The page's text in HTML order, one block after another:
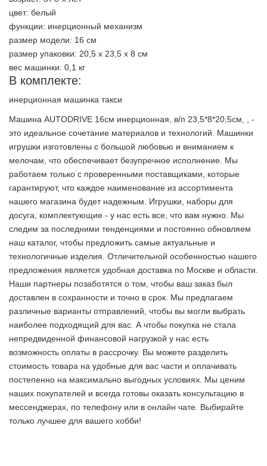
цвет: белый
функции: инерционный механизм
размер модели: 16 см
размер упаковки: 20,5 х 23,5 х 8 см
вес машинки: 0,1 кг
В комплекте:
инерционная машинка такси
Машина AUTODRIVE 16см инерционная, в/п 23,5*8*20,5см, , -
это идеальное сочетание материалов и технологий. Машинки
игрушки изготовлены с большой любовью и вниманием к
мелочам, что обеспечивает безупречное исполнение. Мы
работаем только с проверенными поставщиками, которые
гарантируют, что каждое наименование из ассортимента
нашего магазина будет надежным. Игрушки, наборы для
досуга, комплектующие - у нас есть все, что вам нужно. Мы
следим за последними тенденциями и постоянно обновляем
наш каталог, чтобы предложить самые актуальные и
технологичные изделия. Отличительной особенностью нашего
предложения является удобная доставка по Москве и области.
Наши партнеры позаботятся о том, чтобы ваш заказ был
доставлен в сохранности и точно в срок. Мы предлагаем
различные варианты отправлений, чтобы вы могли выбрать
наиболее подходящий для вас. А чтобы покупка не стала
непредвиденной финансовой нагрузкой у нас есть
возможность оплаты в рассрочку. Вы можете разделить
стоимость товара на удобные для вас части и оплачивать
постепенно на максимально выгодных условиях. Мы ценим
наших покупателей и всегда готовы оказать консультацию в
мессенджерах, по телефону или в онлайн чате. Выбирайте
только лучшее для вашего хобби!